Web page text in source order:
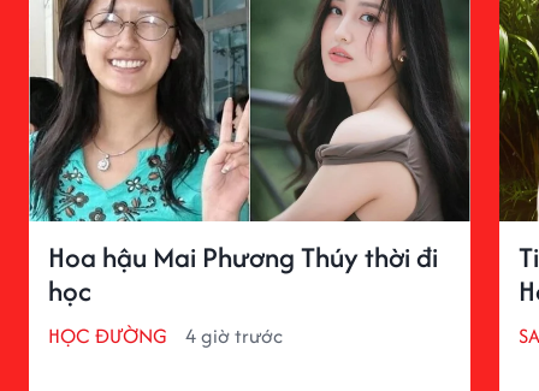
Hoa hậu Mai Phương Thúy thời đi
học
HỌC ĐƯỜNG 4 giờ trước